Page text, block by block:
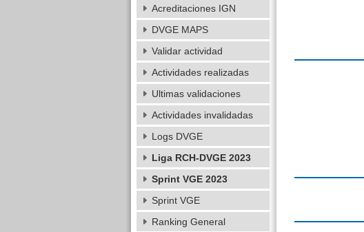
Acreditaciones IGN
DVGE MAPS
Validar actividad
Actividades realizadas
Ultimas validaciones
Actividades invalidadas
Logs DVGE
Liga RCH-DVGE 2023
Sprint VGE 2023
Sprint VGE
Ranking General